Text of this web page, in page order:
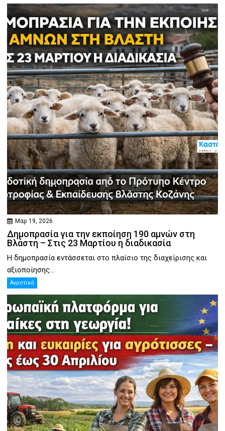
Μαρ 19, 2026
Δημοπρασία για την εκποίηση 190 αμνών στη
Βλάστη – Στις 23 Μαρτίου η διαδικασία
Η δημοπρασία εντάσσεται στο πλαίσιο της διαχείρισης και
αξιοποίησης...
Αγροτικά